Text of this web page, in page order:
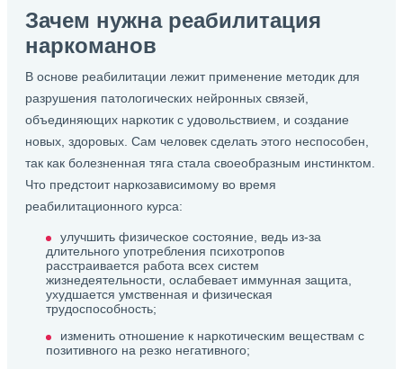
Зачем нужна реабилитация
наркоманов
В основе реабилитации лежит применение методик для
разрушения патологических нейронных связей,
объединяющих наркотик с удовольствием, и создание
новых, здоровых. Сам человек сделать этого неспособен,
так как болезненная тяга стала своеобразным инстинктом.
Что предстоит наркозависимому во время
реабилитационного курса:
улучшить физическое состояние, ведь из-за
длительного употребления психотропов
расстраивается работа всех систем
жизнедеятельности, ослабевает иммунная защита,
ухудшается умственная и физическая
трудоспособность;
изменить отношение к наркотическим веществам с
позитивного на резко негативного;